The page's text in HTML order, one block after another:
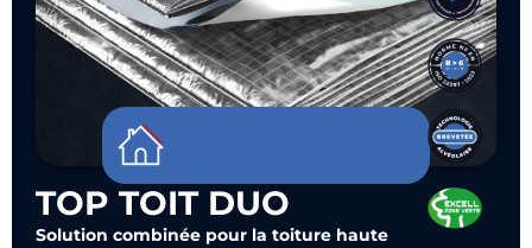
TOP TOIT DUO
Solution combinée pour la toiture haute